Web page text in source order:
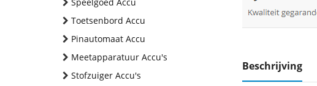
Toetsenbord Accu
Pinautomaat Accu
Meetapparatuur Accu's
Stofzuiger Accu's
Beschrijving